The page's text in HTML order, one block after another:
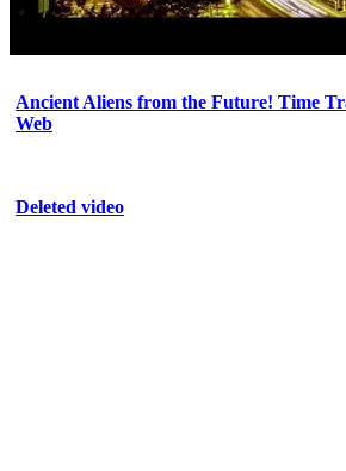
Ancient Aliens from the Future! Time
Web
Deleted video